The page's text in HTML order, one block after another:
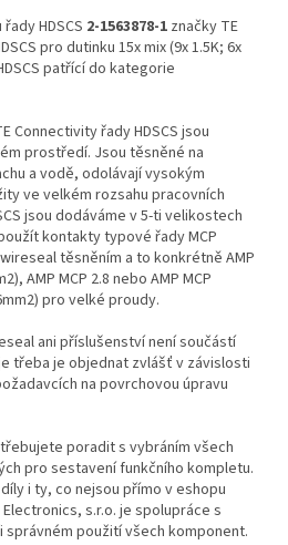
HDSCS 2-1563878-1 značky TE
pro dutinku 15x mix (9x 1.5K; 6x
patřící do kategorie
Connectivity řady HDSCS jsou
prostředí. Jsou těsněné na
a vodě, odolávají vysokým
ve velkém rozsahu pracovních
jsou dodáváme v 5-ti velikostech
kontakty typové řady MCP
těsněním a to konkrétně AMP
AMP MCP 2.8 nebo AMP MCP
pro velké proudy.
ani příslušenství není součástí
třeba je objednat zvlášť v závislosti
na povrchovou úpravu
poradit s vybráním všech
pro sestavení funkčního kompletu.
i ty, co nejsou přímo v eshopu
s.r.o. je spolupráce s
použití všech komponent.